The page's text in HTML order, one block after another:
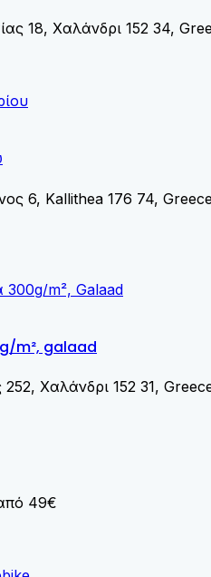
18, Χαλάνδρι 152 34,
6, Kallithea 176 74,
m², galaad
Χαλάνδρι 152 31,
49€